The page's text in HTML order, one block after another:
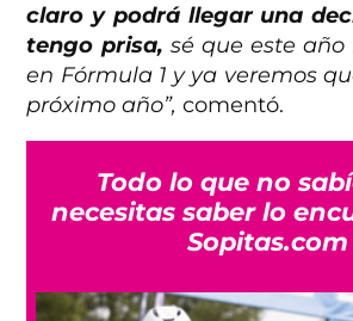
claro y podrá llegar una
tengo prisa, sé que este
en Fórmula 1 y ya veremos
próximo año”, comentó.
Todo lo que no
necesitas saber lo
Sopitas.com